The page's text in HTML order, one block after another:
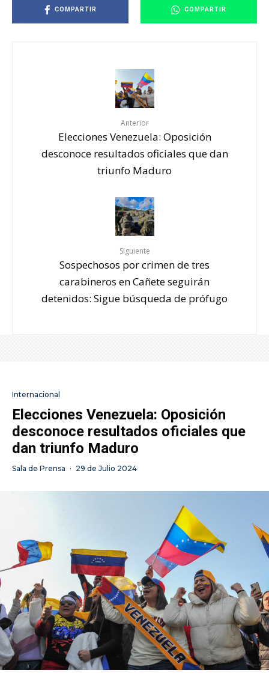
COMPARTIR COMPARTIR
Anterior
Elecciones Venezuela: Oposición
desconoce resultados oficiales que dan
triunfo Maduro
Siguiente
Sospechosos por crimen de tres
carabineros en Cañete seguirán
detenidos: Sigue búsqueda de prófugo
Internacional
Elecciones Venezuela: Oposición
desconoce resultados oficiales que
dan triunfo Maduro
Sala de Prensa · 29 de Julio 2024